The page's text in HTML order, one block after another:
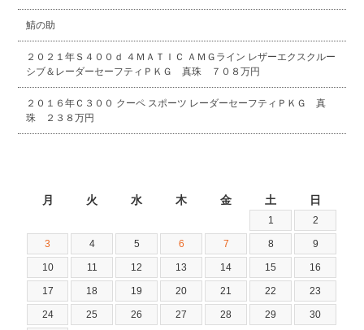
鯖の助
２０２１年Ｓ４００ｄ ４ＭＡＴＩＣ ＡＭＧライン レザーエクスクルー
シブ＆レーダーセーフティＰＫＧ 真珠 ７０８万円
２０１６年Ｃ３００ クーペ スポーツ レーダーセーフティＰＫＧ 真
珠 ２３８万円
月 火 水 木 金 土 日
1 2
3 4 5 6 7 8 9
10 11 12 13 14 15 16
17 18 19 20 21 22 23
24 25 26 27 28 29 30